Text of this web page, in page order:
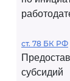
ст. 78 БК РФ
субсидий